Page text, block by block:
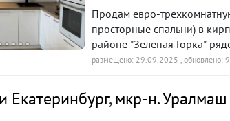
Продам евро-
просторные спальни) в
районе "Зеленая Горка"
прекрасная транспортная
выполнен качественный и
натяжные потолки,
размещено: 29.09.2025 , обновлено:
Екатеринбург,мкр-н. Уралмаш